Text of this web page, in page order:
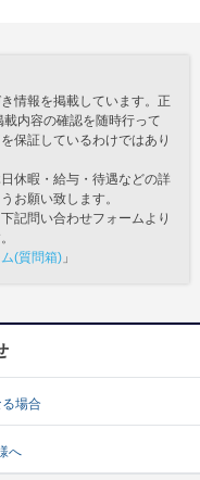
情報を掲載しています。正
内容の確認を随時行って
保証しているわけではあり
休暇・給与・待遇などの詳
お願い致します。
記問い合わせフォームより
(質問箱) 」
場合
へ